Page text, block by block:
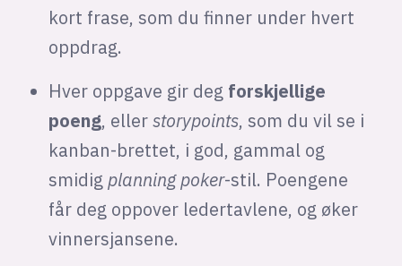
kort frase, som du finner under hvert
oppdrag.
Hver oppgave gir deg forskjellige
poeng, eller storypoints, som du vil se i
kanban-brettet, i god, gammal og
smidig planning poker-stil. Poengene
får deg oppover ledertavlene, og øker
vinnersjansene.